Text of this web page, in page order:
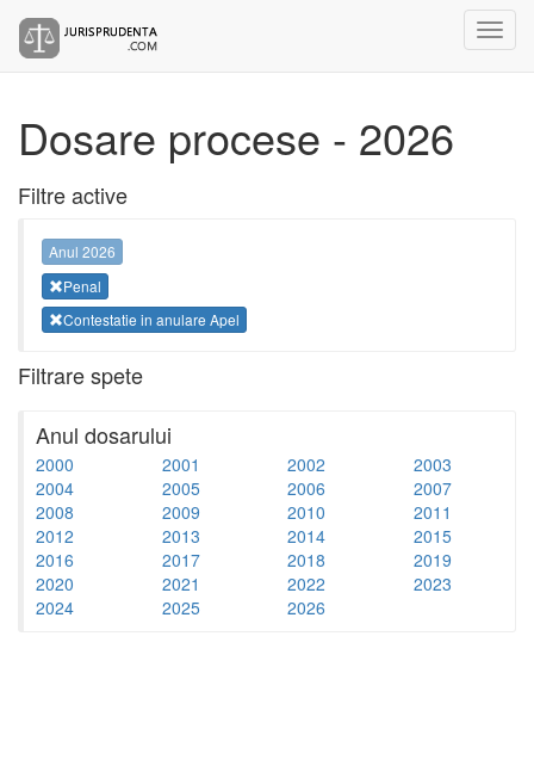
Dosare procese - 2026
Filtre active
Anul 2026
Penal
Contestatie in anulare Apel
Filtrare spete
Anul dosarului
2000 2001 2002
2003
2004
2005 2006
2007
2008
2009 2010
2011
2012
2013 2014
2015
2016
2017 2018
2019
2020
2021 2022
2023
2024
2025 2026